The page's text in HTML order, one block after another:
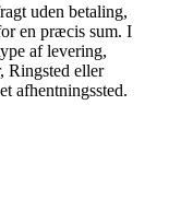
uden betaling,
en præcis sum. I
af levering,
Ringsted eller
afhentningssted.